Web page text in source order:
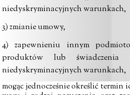
niedyskryminacyjnych warunkach,
3) zmianie umowy,
4) zapewnieniu innym
produktów lub świadczenia
niedyskryminacyjnych warunkach,
mogąc jednocześnie określić termin